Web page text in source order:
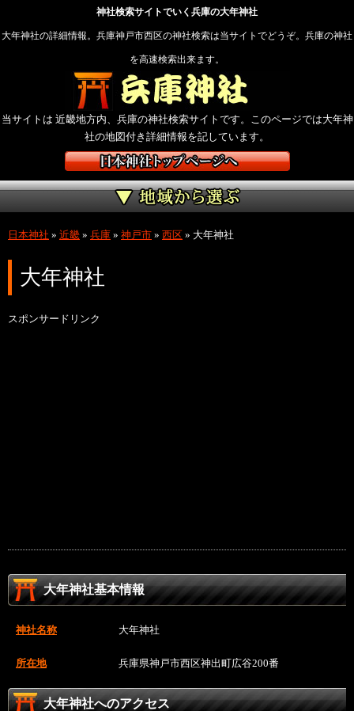
神社検索サイトでいく兵庫の大年神社
大年神社の詳細情報。兵庫神戸市西区の神社検索は当サイトでどうぞ。兵庫の神社
を高速検索出来ます。
当サイトは 近畿地方内、兵庫の神社検索サイトです。このページでは大年神
社の地図付き詳細情報を記しています。
日本神社 » 近畿 » 兵庫 » 神戸市 » 西区 » 大年神社
大年神社
スポンサードリンク
大年神社基本情報
神社名称 大年神社
所在地 兵庫県神戸市西区神出町広谷200番
大年神社へのアクセス